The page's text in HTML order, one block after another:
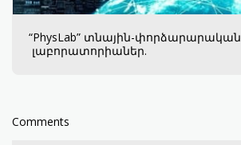
“PhysLab” տնային-փորձարարական
լաբորատորիաներ.
Comments